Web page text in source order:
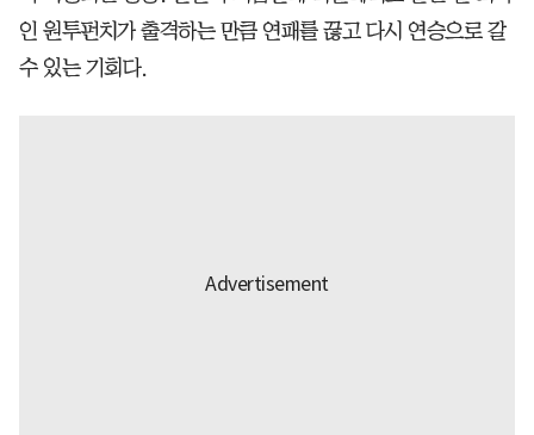
인 원투펀치가 출격하는 만큼 연패를 끊고 다시 연승으로 갈
수 있는 기회다.